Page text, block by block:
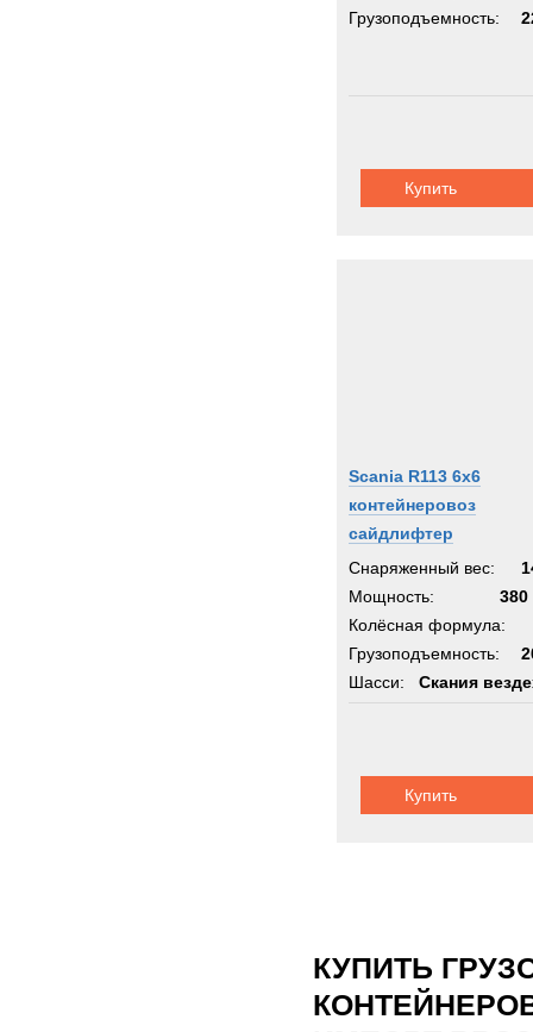
Грузоподъемность:
Купить
Scania R113 6x6
контейнеровоз
сайдлифтер
Снаряженный вес:
Мощность:
380
Колёсная формула:
Грузоподъемность:
Шасси:
Скания
Купить
КУПИТЬ